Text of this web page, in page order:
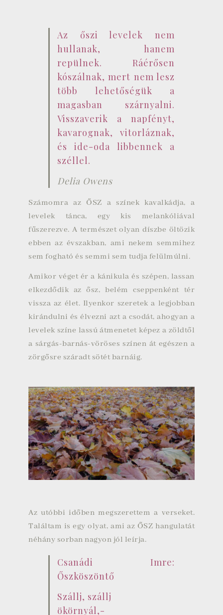
Az őszi levelek nem
hullanak, hanem
repülnek. Ráérősen
kószálnak, mert nem lesz
több lehetőségük a
magasban szárnyalni.
Visszaverik a napfényt,
kavarognak, vitorláznak,
és ide-oda libbennek a
széllel.
Delia Owens
Számomra az ŐSZ a színek kavalkádja, a
levelek tánca, egy kis melankóliával
fűszerezve. A természet olyan díszbe öltözik
ebben az évszakban, ami nekem semmihez
sem fogható és semmi sem tudja felülmúlni.
Amikor véget ér a kánikula és szépen, lassan
elkezdődik az ősz, belém cseppenként tér
vissza az élet. Ilyenkor szeretek a legjobban
kirándulni és élvezni azt a csodát, ahogyan a
levelek színe lassú átmenetet képez a zöldtől
a sárgás-barnás-vöröses színen át egészen a
zörgősre száradt sötét barnáig.
Az utóbbi időben megszerettem a verseket.
Találtam is egy olyat, ami az ŐSZ hangulatát
néhány sorban nagyon jól leírja.
Csanádi Imre:
Őszköszöntő
Szállj, szállj
ökörnyál,-